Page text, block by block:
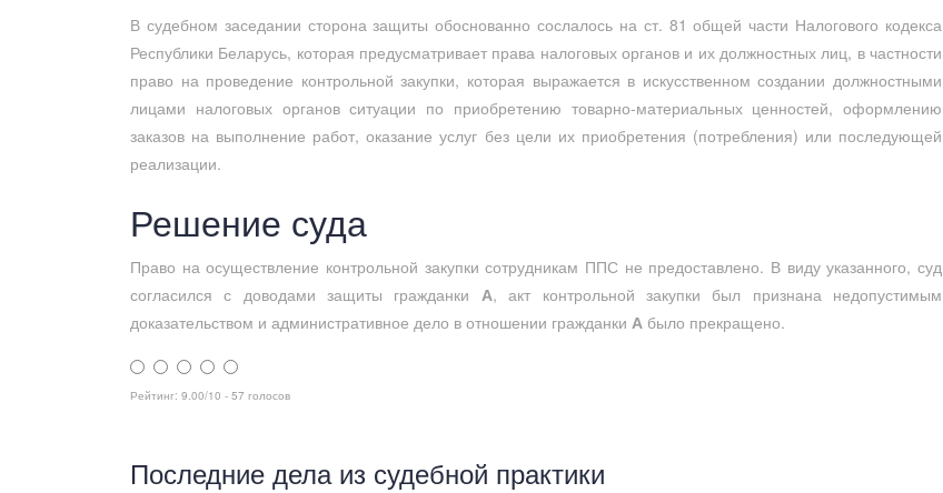
В судебном заседании сторона защиты обоснованно сослалось на ст. 81 общей части Налогового кодекса
Республики Беларусь, которая предусматривает права налоговых органов и их должностных лиц, в частности
право на проведение контрольной закупки, которая выражается в искусственном создании должностными
лицами налоговых органов ситуации по приобретению товарно-материальных ценностей, оформлению
заказов на выполнение работ, оказание услуг без цели их приобретения (потребления) или последующей
реализации.
Решение суда
Право на осуществление контрольной закупки сотрудникам ППС не предоставлено. В виду указанного, суд
согласился с доводами защиты гражданки А, акт контрольной закупки был признана недопустимым
доказательством и административное дело в отношении гражданки А было прекращено.
Рейтинг: 9.00/10 - 57 голосов
Последние дела из судебной практики